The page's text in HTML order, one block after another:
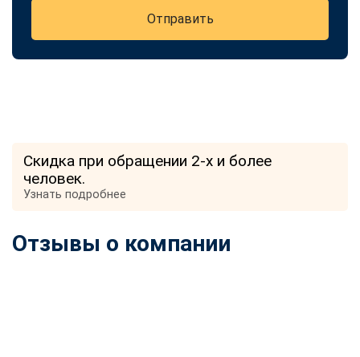
Отправить
Скидка при обращении 2-х и более
человек.
Узнать подробнее
Отзывы о компании